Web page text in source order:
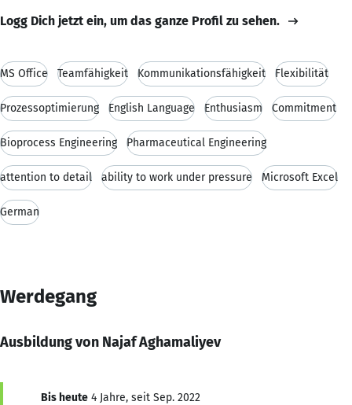
Logg Dich jetzt ein, um das ganze Profil zu sehen.
MS Office Teamfähigkeit Kommunikationsfähigkeit Flexibilität
Prozessoptimierung English Language Enthusiasm Commitment
Bioprocess Engineering Pharmaceutical Engineering
attention to detail ability to work under pressure Microsoft Excel
German
Werdegang
Ausbildung von Najaf Aghamaliyev
Bis heute 4 Jahre, seit Sep. 2022